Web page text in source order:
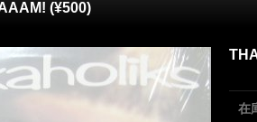
(¥500)
在